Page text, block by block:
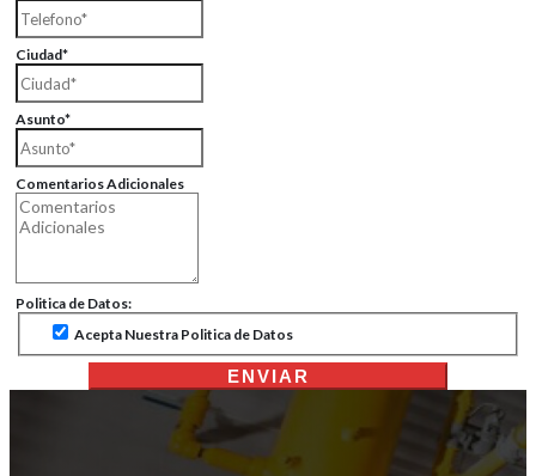
Ciudad*
Asunto*
Comentarios Adicionales
Politica de Datos:
Acepta Nuestra Politica de Datos
ENVIAR